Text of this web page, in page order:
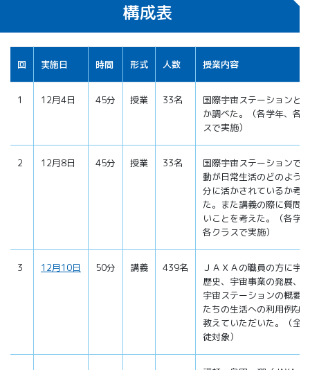
構成表
回 実施日 時間 形式 人数 授業内容
1 12月4日 45分 授業 33名
国際宇宙ステーションと
か調べた。（各学年、各
スで実施）
2 12月8日 45分 授業 33名
国際宇宙ステーションで
動が日常生活のどのよう
分に活かされているか考え
た。また講義の際に質問
いことを考えた。（各学
各クラスで実施）
3 12月10日 50分 講義 439名
ＪＡＸＡの職員の方に宇
歴史、宇宙事業の発展、
宇宙ステーションの概要
たちの生活への利用例な
教えていただいた。（全
徒対象）